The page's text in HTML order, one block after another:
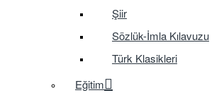
Şiir
Sözlük-İmla Kılavuzu
Türk Klasikleri
Eğitim